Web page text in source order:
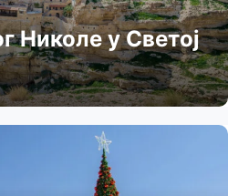
Николе у Светој